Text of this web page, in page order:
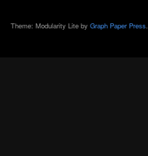
Theme: Modularity Lite by Graph Paper Press.